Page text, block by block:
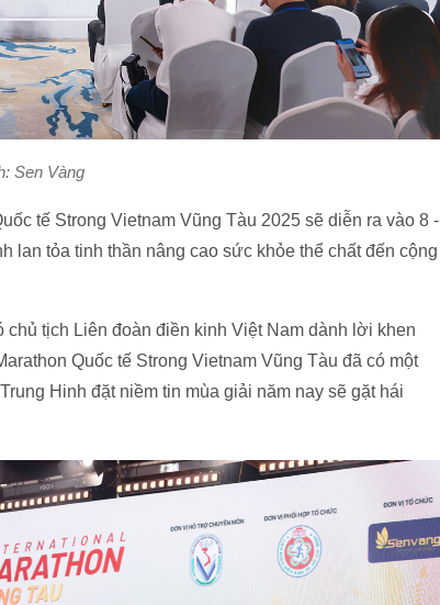
Sen Vàng
tế Strong Vietnam Vũng Tàu 2025 sẽ diễn ra vào 8 -
lan tỏa tinh thần nâng cao sức khỏe thể chất đến cộng
tịch Liên đoàn điền kinh Việt Nam dành lời khen
Quốc tế Strong Vietnam Vũng Tàu đã có một
Hinh đặt niềm tin mùa giải năm nay sẽ gặt hái